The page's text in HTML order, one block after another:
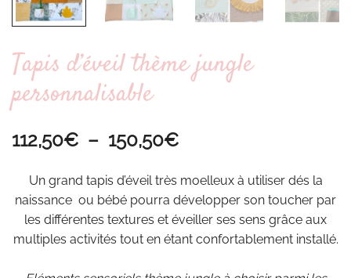
Tapis d’éveil thème jungle
personnalisable
112,50€ – 150,50€Plage
prix :
112,50€
Un grand tapis d’éveil très moelleux à utiliser dés la
naissance ou bébé pourra développer son toucher par
les différentes textures et éveiller ses sens grâce aux
multiples activités tout en étant confortablement installé.